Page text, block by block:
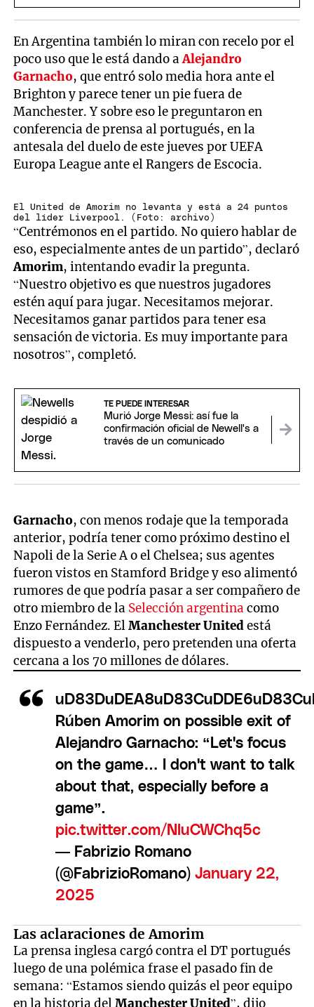
En Argentina también lo miran con recelo por el
poco uso que le está dando aAlejandro
Garnacho, que entró solo media hora ante el
Brighton y parece tener un pie fuera de
Manchester. Y sobre eso le preguntaron en
conferencia de prensa al portugués, en la
antesala del duelo de este jueves por UEFA
Europa League ante el Rangers de Escocia.
El United de Amorim no levanta y está a 24 puntos
del líder Liverpool. (Foto: archivo)
“Centrémonos en el partido. No quiero hablar de
eso, especialmente antes de un partido”, declaró
Amorim, intentando evadir la pregunta.
“Nuestro objetivo es que nuestros jugadores
estén aquí para jugar. Necesitamos mejorar.
Necesitamos ganar partidos para tener esa
sensación de victoria. Es muy importante para
nosotros”, completó.
TE PUEDE INTERESAR
Murió Jorge Messi: así fue la
confirmación oficial de Newell's a
través de un comunicado
Garnacho, con menos rodaje que la temporada
anterior, podría tener como próximo destino el
Napoli de la Serie A o el Chelsea; sus agentes
fueron vistos en Stamford Bridge y eso alimentó
rumores de que podría pasar a ser compañero de
otro miembro de la Selección argentina como
Enzo Fernández. ElManchester Unitedestá
dispuesto a venderlo, pero pretenden una oferta
cercana a los 70 millones de dólares.
Rúben Amorim on possible exit of
Alejandro Garnacho: “Let's focus
on the game… I don't want to talk
about that, especially before a
game”.
pic.twitter.com/NluCWChq5c
— Fabrizio Romano
(@FabrizioRomano) January 22,
2025
Las aclaraciones de Amorim
La prensa inglesa cargó contra el DT portugués
luego de una polémica frase el pasado fin de
semana: “Estamos siendo quizás el peor equipo
en la historia delManchester United”, dijo